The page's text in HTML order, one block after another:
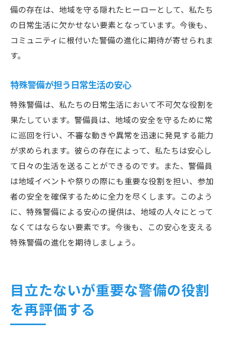
備の存在は、地域を守る隠れたヒーローとして、私たち
の日常生活に欠かせない要素となっています。今後も、
コミュニティに根付いた警備の進化に期待が寄せられま
す。
特殊警備が担う日常生活の安心
特殊警備は、私たちの日常生活において不可欠な役割を
果たしています。警備員は、地域の安全を守るために常
に巡回を行い、不審な動きや異常を迅速に発見する能力
が求められます。彼らの存在によって、私たちは安心し
て日々の生活を送ることができるのです。また、警備員
は地域イベントや祭りの際にも重要な役割を担い、参加
者の安全を確保するために全力を尽くします。このよう
に、特殊警備による安心の提供は、地域の人々にとって
なくてはならない要素です。今後も、この安心を支える
特殊警備の進化を期待しましょう。
目立たないが重要な警備の役割
を再評価する